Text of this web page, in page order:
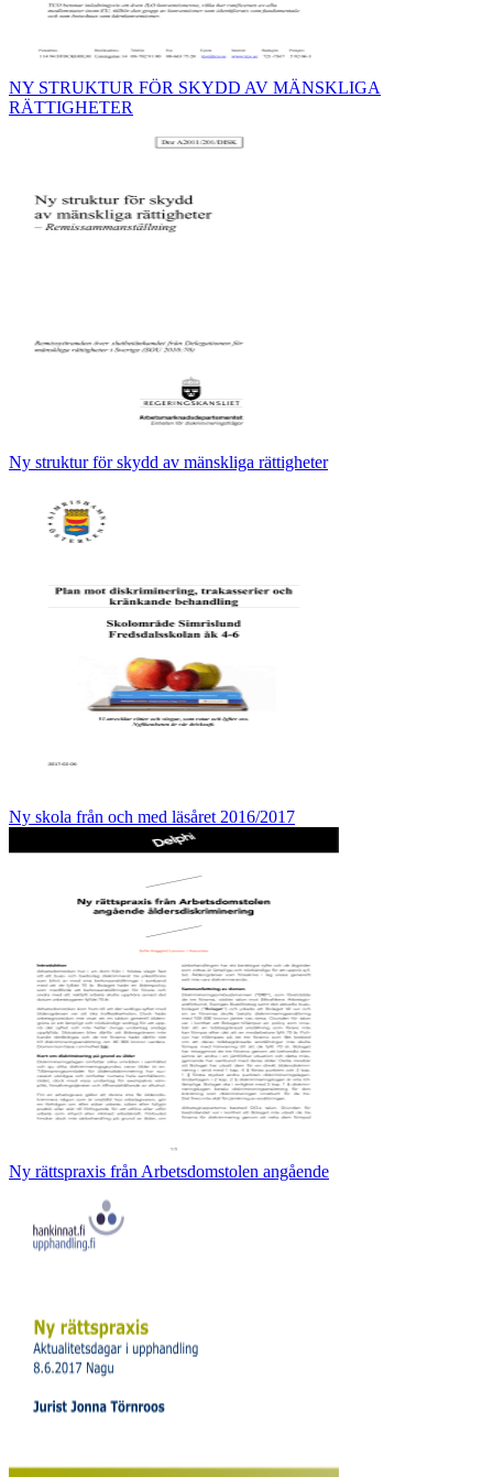
NY STRUKTUR FÖR SKYDD AV MÄNSKLIGA
RÄTTIGHETER
Ny struktur för skydd av mänskliga rättigheter
Ny skola från och med läsåret 2016/2017
Ny rättspraxis från Arbetsdomstolen angående